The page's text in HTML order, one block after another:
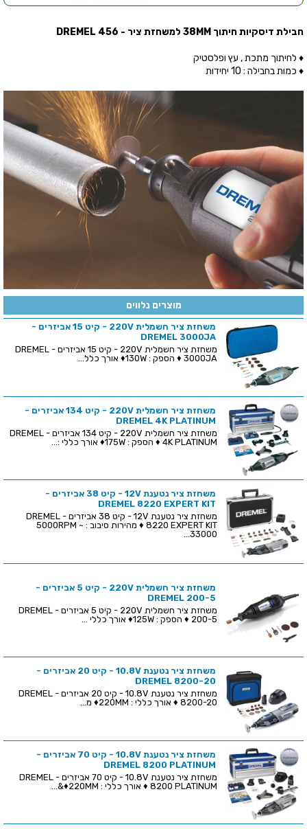
חבילת דיסקיות חיתוך 38MM למשחזת ציר - DREMEL 456
♦ לחיתוך מתכת , עץ ופלסטיק
♦ כמות בחבילה : 10 יחידות
מוצרים נלווים
משחזת ציר חשמלית 220V - קיט 15 אביזרים -
DREMEL 3000JA
משחזת ציר חשמלית 220V - קיט 15 אביזרים - DREMEL
3000JA ♦ הספק : 130W♦ אורך כלל...
משחזת ציר חשמלית 220V - קיט 134 אביזרים -
DREMEL 4K PLATINUM
משחזת ציר חשמלית 220V - קיט 134 אביזרים - DREMEL
4K PLATINUM ♦ הספק : 175W♦ אורך כללי :...
משחזת ציר נטענת 12V - קיט 38 אביזרים -
DREMEL 8220 EXPERT KIT
משחזת ציר נטענת 12V - קיט 38 אביזרים - DREMEL
8220 EXPERT KIT ♦ מהירות סיבוב : 5000RPM ~
33000...
משחזת ציר חשמלית 220V - קיט 5 אביזרים -
DREMEL 200-5
משחזת ציר חשמלית 220V - קיט 5 אביזרים - DREMEL
200-5 ♦ הספק : 125W♦ אורך כללי ...
משחזת ציר נטענת 10.8V - קיט 20 אביזרים -
DREMEL 8200-20
משחזת ציר נטענת 10.8V - קיט 20 אביזרים - DREMEL
8200-20 ♦ אורך כללי : 220MM♦ מ...
משחזת ציר נטענת 10.8V - קיט 70 אביזרים -
DREMEL 8200 PLATINUM
משחזת ציר נטענת 10.8V - קיט 70 אביזרים - DREMEL
8200 PLATINUM ♦ אורך כללי : 220MM♦&...